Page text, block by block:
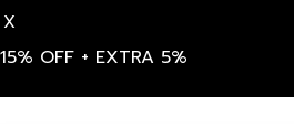
X
15% OFF + EXTRA 5%